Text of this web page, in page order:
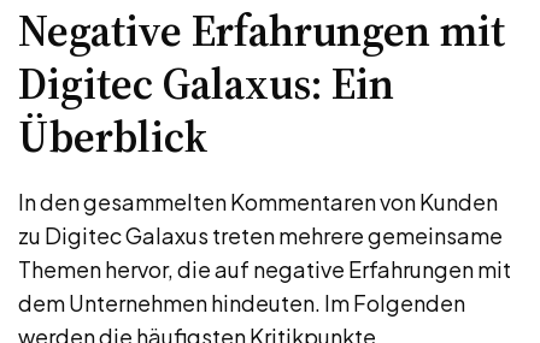
Negative Erfahrungen mit
Digitec Galaxus: Ein
Überblick
In den gesammelten Kommentaren von Kunden
zu Digitec Galaxus treten mehrere gemeinsame
Themen hervor, die auf negative Erfahrungen mit
dem Unternehmen hindeuten. Im Folgenden
werden die häufigsten Kritikpunkte